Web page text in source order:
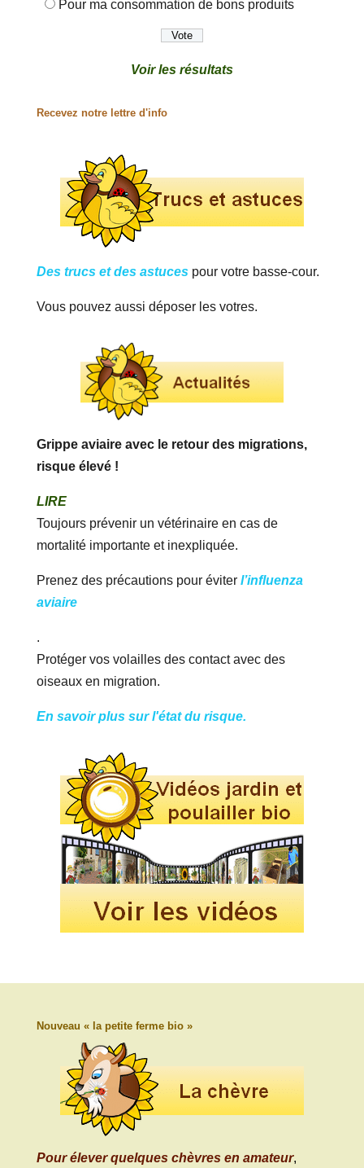
Pour ma consommation de bons produits
Voir les résultats
Recevez notre lettre d'info
Des trucs et des astucespour votre basse-cour.
Vous pouvez aussi déposer les votres.
Grippe aviaire avec le retour des migrations,
risque élevé !
LIRE
Toujours prévenir un vétérinaire en cas de
mortalité importante et inexpliquée.
Prenez des précautions pour éviter l’influenza
aviaire
.
Protéger vos volailles des contact avec des
oiseaux en migration.
En savoir plus sur l'état du risque.
Nouveau « la petite ferme bio »
Pour élever quelques chèvres en amateur,